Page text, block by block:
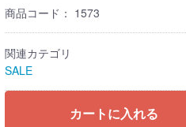
商品コード： 1573
関連カテゴリ
SALE
カートに入れる